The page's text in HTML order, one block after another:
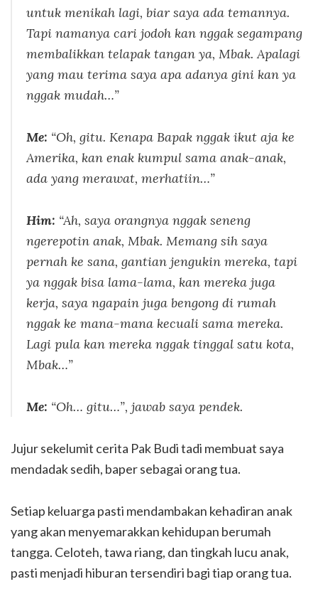
untuk menikah lagi, biar saya ada temannya.
Tapi namanya cari jodoh kan nggak segampang
membalikkan telapak tangan ya, Mbak. Apalagi
yang mau terima saya apa adanya gini kan ya
nggak mudah…”
Me: “Oh, gitu. Kenapa Bapak nggak ikut aja ke
Amerika, kan enak kumpul sama anak-anak,
ada yang merawat, merhatiin…”
Him: “Ah, saya orangnya nggak seneng
ngerepotin anak, Mbak. Memang sih saya
pernah ke sana, gantian jengukin mereka, tapi
ya nggak bisa lama-lama, kan mereka juga
kerja, saya ngapain juga bengong di rumah
nggak ke mana-mana kecuali sama mereka.
Lagi pula kan mereka nggak tinggal satu kota,
Mbak…”
Me: “Oh… gitu…”, jawab saya pendek.
Jujur sekelumit cerita Pak Budi tadi membuat saya
mendadak sedih, baper sebagai orang tua.
Setiap keluarga pasti mendambakan kehadiran anak
yang akan menyemarakkan kehidupan berumah
tangga. Celoteh, tawa riang, dan tingkah lucu anak,
pasti menjadi hiburan tersendiri bagi tiap orang tua.